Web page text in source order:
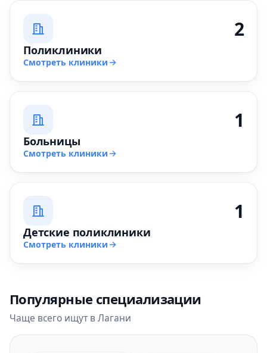
2
Поликлиники
Смотреть клиники
1
Больницы
Смотреть клиники
1
Детские поликлиники
Смотреть клиники
Популярные специализации
Чаще всего ищут в Лагани